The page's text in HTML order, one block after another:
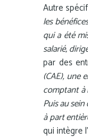
Autre
les
qui a été
salarié,
par des
(CAE), une
comptant à
Puis au
à part
qui intègre